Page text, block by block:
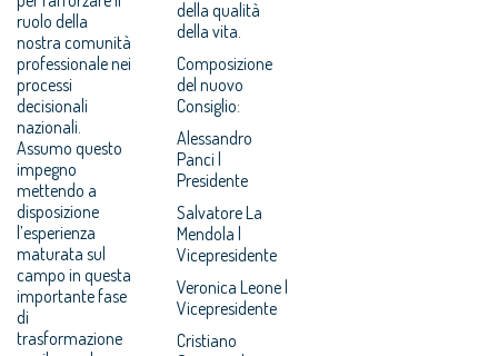
ruolo della
nostra comunità
professionale nei
processi
decisionali
nazionali.
Assumo questo
impegno
mettendo a
disposizione
l’esperienza
maturata sul
campo in questa
importante fase
di
trasformazione
della qualità
della vita.
Composizione
del nuovo
Consiglio:
Alessandro
Panci |
Presidente
Salvatore La
Mendola |
Vicepresidente
Veronica Leone |
Vicepresidente
Cristiano